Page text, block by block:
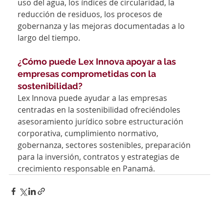
uso del agua, los índices de circularidad, la
reducción de residuos, los procesos de
gobernanza y las mejoras documentadas a lo
largo del tiempo.
¿Cómo puede Lex Innova apoyar a las
empresas comprometidas con la
sostenibilidad?
Lex Innova puede ayudar a las empresas
centradas en la sostenibilidad ofreciéndoles
asesoramiento jurídico sobre estructuración
corporativa, cumplimiento normativo,
gobernanza, sectores sostenibles, preparación
para la inversión, contratos y estrategias de
crecimiento responsable en Panamá.